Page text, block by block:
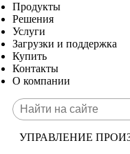
Продукты
Решения
Услуги
Загрузки и поддержка
Купить
Контакты
О компании
УПРАВЛЕНИЕ